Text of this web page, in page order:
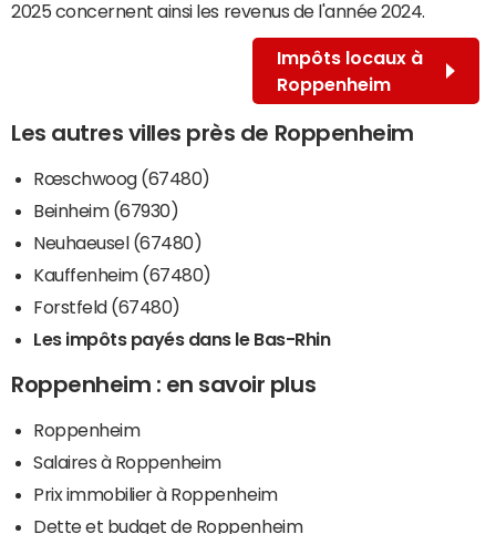
2025 concernent ainsi les revenus de l'année 2024.
Impôts locaux à
Roppenheim
Les autres villes près de Roppenheim
Rœschwoog (67480)
Beinheim (67930)
Neuhaeusel (67480)
Kauffenheim (67480)
Forstfeld (67480)
Les impôts payés dans le Bas-Rhin
Roppenheim : en savoir plus
Roppenheim
Salaires à Roppenheim
Prix immobilier à Roppenheim
Dette et budget de Roppenheim